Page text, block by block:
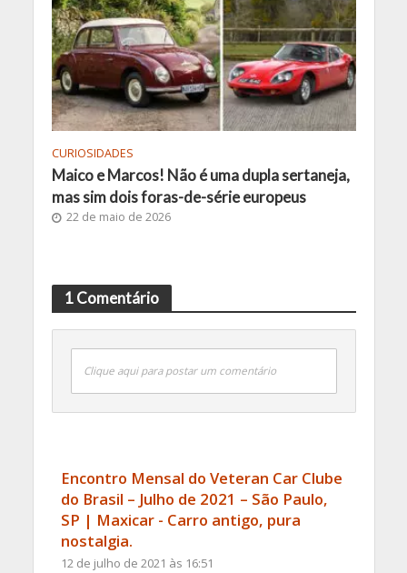
CURIOSIDADES
Maico e Marcos! Não é uma dupla sertaneja,
mas sim dois foras-de-série europeus
22 de maio de 2026
1 Comentário
Clique aqui para postar um comentário
Encontro Mensal do Veteran Car Clube
do Brasil – Julho de 2021 – São Paulo,
SP | Maxicar - Carro antigo, pura
nostalgia.
12 de julho de 2021 às 16:51